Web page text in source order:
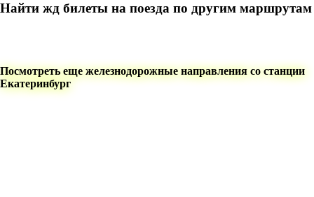
Найти жд билеты на поезда по другим маршрутам
Посмотреть еще железнодорожные направления со станции
Екатеринбург